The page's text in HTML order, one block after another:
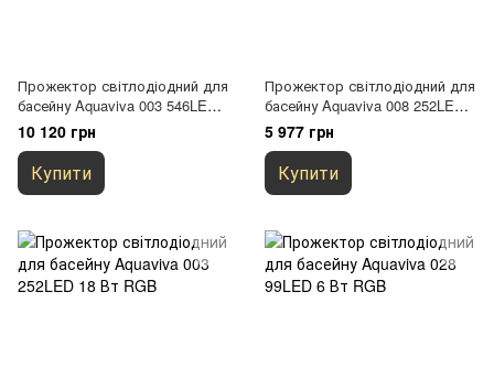
Прожектор світлодіодний для
басейну Aquaviva 003 546LED
33 Вт White
10 120 грн
Купити
Прожектор світлодіодний для
басейну Aquaviva 008 252LED
18 Вт RGB
5 977 грн
Купити